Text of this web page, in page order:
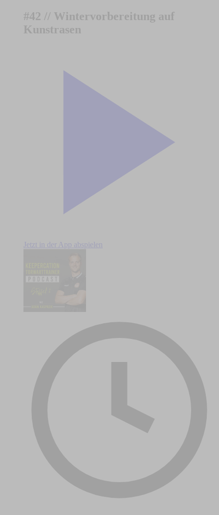
#42 // Wintervorbereitung auf
Kunstrasen
Jetzt in der App abspielen